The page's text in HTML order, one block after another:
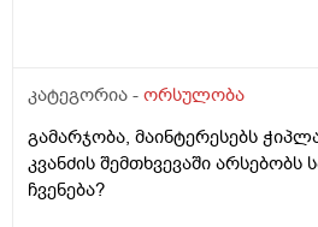
კატეგორია - ორსულობა
გამარჯობა, მაინტერესებს
კვანძის შემთხვევაში არსებობს
ჩვენება?